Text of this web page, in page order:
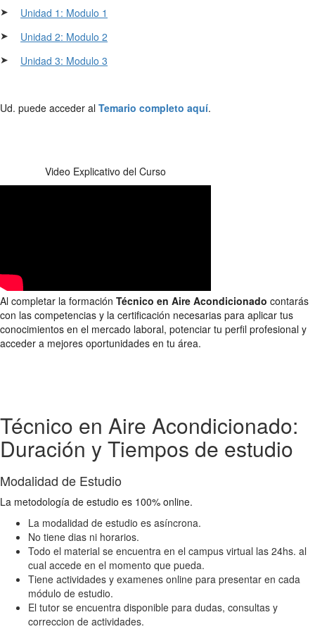
➤
Unidad 1: Modulo 1
➤
Unidad 2: Modulo 2
➤
Unidad 3: Modulo 3
Ud. puede acceder al Temario completo aquí.
Video Explicativo del Curso
Al completar la formación Técnico en Aire Acondicionado contarás
con las competencias y la certificación necesarias para aplicar tus
conocimientos en el mercado laboral, potenciar tu perfil profesional y
acceder a mejores oportunidades en tu área.
Técnico en Aire Acondicionado:
Duración y Tiempos de estudio
Modalidad de Estudio
La metodología de estudio es 100% online.
La modalidad de estudio es asíncrona.
No tiene dias ni horarios.
Todo el material se encuentra en el campus virtual las 24hs. al
cual accede en el momento que pueda.
Tiene actividades y examenes online para presentar en cada
módulo de estudio.
El tutor se encuentra disponible para dudas, consultas y
correccion de actividades.